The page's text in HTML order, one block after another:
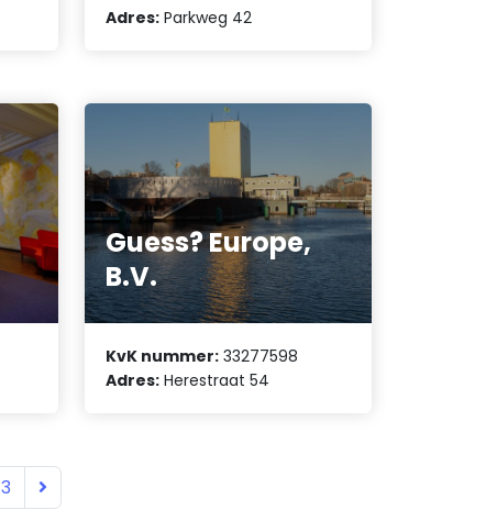
Adres: Parkweg 42
Guess? Europe,
B.V.
KvK nummer: 33277598
Adres: Herestraat 54
3